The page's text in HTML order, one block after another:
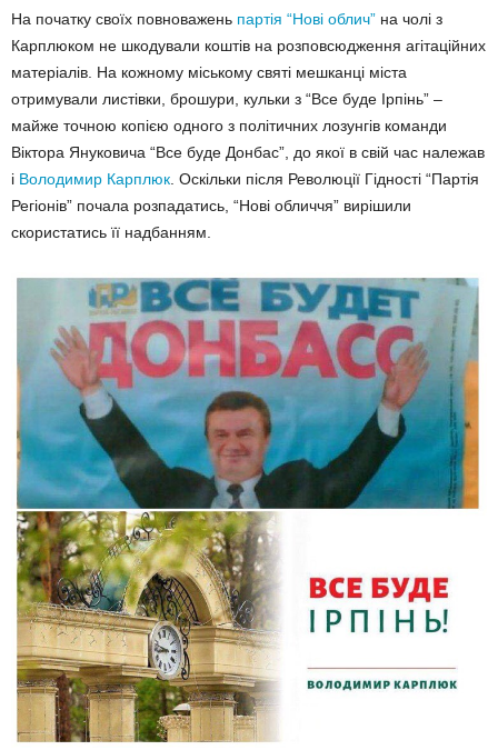
На початку своїх повноважень партія “Нові облич” на чолі з
Карплюком не шкодували коштів на розповсюдження агітаційних
матеріалів. На кожному міському святі мешканці міста
отримували листівки, брошури, кульки з “Все буде Ірпінь” –
майже точною копією одного з політичних лозунгів команди
Віктора Януковича “Все буде Донбас”, до якої в свій час належав
і Володимир Карплюк . Оскільки після Революції Гідності “Партія
Регіонів” почала розпадатись, “Нові обличчя” вирішили
скористатись її надбанням.